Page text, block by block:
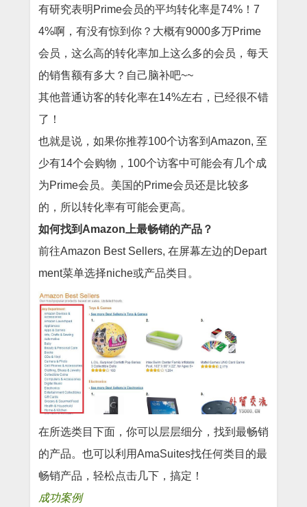
有研究表明Prime会员的平均转化率是74%！7
4%啊，有没有惊到你？大概有9000多万Prime
会员，这么高的转化率加上这么多的会员，每天
的销售额有多大？自己脑补吧~~
其他普通访客的转化率在14%左右，已经很不错
了！
也就是说，如果你推荐100个访客到Amazon, 至
少有14个会购物，100个访客中可能会有几个成
为Prime会员。美国的Prime会员还是比较多
的，所以转化率有可能会更高。
如何找到Amazon上最畅销的产品？
前往Amazon Best Sellers, 在屏幕左边的Depart
ment菜单选择niche或产品类目。
在所选类目下面，你可以层层细分，找到最畅销
的产品。也可以利用AmaSuites找任何类目的最
畅销产品，轻松点击几下，搞定！
成功案例